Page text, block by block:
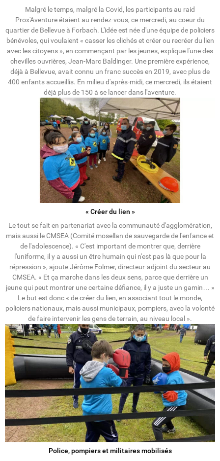
Malgré le temps, malgré la Covid, les participants au raid
Prox'Aventure étaient au rendez-vous, ce mercredi, au coeur du
quartier de Bellevue à Forbach. L'idée est née d'une équipe de policiers
bénévoles, qui voulaient « casser les clichés et créer ou recréer du lien
avec les citoyens », en commençant par les jeunes, explique l'une des
chevilles ouvrières, Jean-Marc Baldinger. Une première expérience,
déjà à Bellevue, avait connu un franc succès en 2019, avec plus de
400 enfants accueillis. En milieu d'après-midi, ce mercredi, ils étaient
déjà plus de 150 à se lancer dans l'aventure.
« Créer du lien »
Le tout se fait en partenariat avec la communauté d'agglomération,
mais aussi le CMSEA (Comité mosellan de sauvegarde de l'enfance et
de l'adolescence). « C'est important de montrer que, derrière
l'uniforme, il y a aussi un être humain qui n'est pas là que pour la
répression », ajoute Jérôme Folmer, directeur-adjoint du secteur au
CMSEA. « Et ça marche dans les deux sens, parce que derrière un
jeune qui peut montrer une certaine défiance, il y a juste un gamin… »
Le but est donc « de créer du lien, en associant tout le monde,
policiers nationaux, mais aussi municipaux, pompiers, avec la volonté
de faire intervenir les gens de terrain, au niveau local ».
Police, pompiers et militaires mobilisés